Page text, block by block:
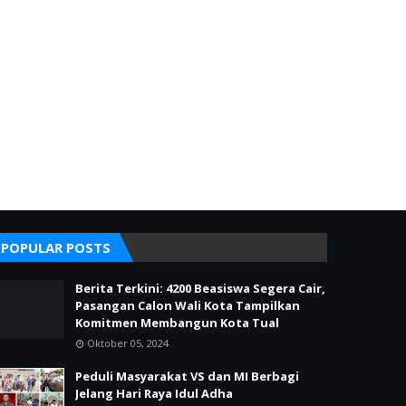
POPULAR POSTS
Berita Terkini: 4200 Beasiswa Segera Cair,
Pasangan Calon Wali Kota Tampilkan
Komitmen Membangun Kota Tual
Oktober 05, 2024
Peduli Masyarakat VS dan MI Berbagi
Jelang Hari Raya Idul Adha